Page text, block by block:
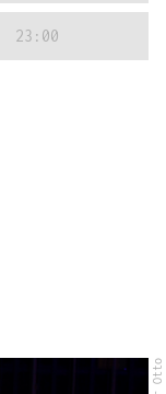
23:00